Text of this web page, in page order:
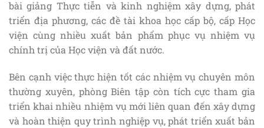
bài giảng Thực tiễn và kinh nghiệm xây dựng, phát
triển địa phương, các đề tài khoa học cấp bộ, cấp Học
viện cùng nhiều xuất bản phẩm phục vụ nhiệm vụ
chính trị của Học viện và đất nước.
Bên cạnh việc thực hiện tốt các nhiệm vụ chuyên môn
thường xuyên, phòng Biên tập còn tích cực tham gia
triển khai nhiều nhiệm vụ mới liên quan đến xây dựng
và hoàn thiện quy trình nghiệp vụ, phát triển xuất bản